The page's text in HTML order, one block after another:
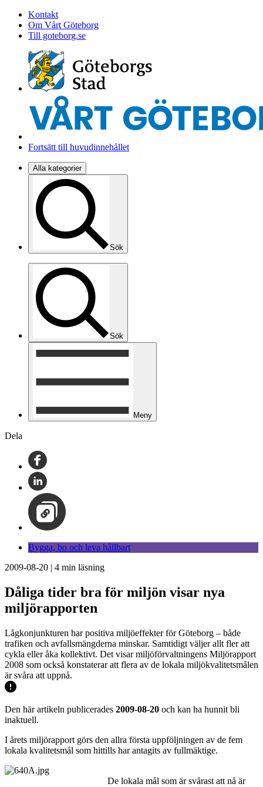
Kontakt
Om Vårt Göteborg
Till goteborg.se
Fortsätt till huvudinnehållet
Alla kategorier
Sök
Sök
Meny
Dela
Bygga, bo och leva hållbart
2009-08-20 | 4 min läsning
Dåliga tider bra för miljön visar nya
miljörapporten
Lågkonjunkturen har positiva miljöeffekter för Göteborg – både
trafiken och avfallsmängderna minskar. Samtidigt väljer allt fler att
cykla eller åka kollektivt. Det visar miljöförvaltningens Miljörapport
2008 som också konstaterar att flera av de lokala miljökvalitetsmålen
är svåra att uppnå.
Den här artikeln publicerades 2009-08-20 och kan ha hunnit bli
inaktuell.
I årets miljörapport görs den allra första uppföljningen av de fem
lokala kvalitetsmål som hittills har antagits av fullmäktige.
De lokala mål som är svårast att nå är